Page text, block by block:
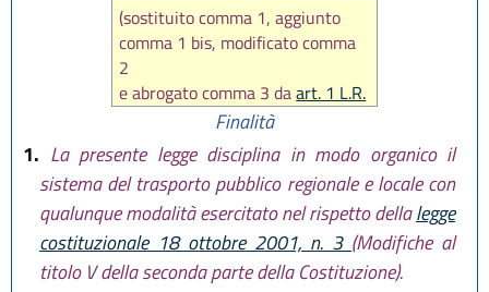
(sostituito comma 1, aggiunto
comma 1 bis, modificato comma
2
e abrogato comma 3 daart. 1 L.R.
28 aprile 2003 n. 8)
Finalità
1. La presente legge disciplina in modo organico il
sistema del trasporto pubblico regionale e locale con
qualunque modalità esercitato nel rispetto dellalegge
costituzionale 18 ottobre 2001, n. 3 (Modifiche al
titolo V della seconda parte della Costituzione).